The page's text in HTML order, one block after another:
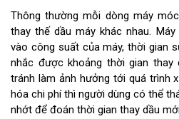
Thông thường mỗi dòng máy
thay thế dầu máy khác nhau.
vào công suất của máy, thời gian
nhắc được khoảng thời gian thay
tránh làm ảnh hưởng tới quá trình
hóa chi phí thì người dùng có thể
nhớt để đoán thời gian thay dầu